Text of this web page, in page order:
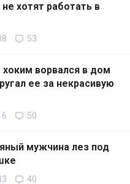
хотят работать в
53
хоким ворвался в дом
ее за некрасивую
50
мужчина лез под
40